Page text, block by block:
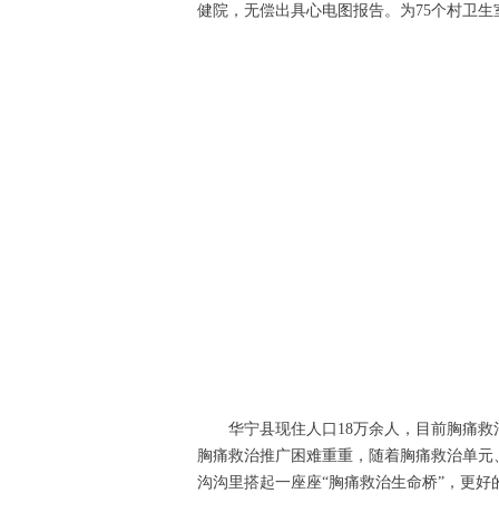
健院，无偿出具心电图报告。为75个村卫
华宁县现住人口18万余人，目前胸痛
胸痛救治推广困难重重，随着胸痛救治单
沟沟里搭起一座座“胸痛救治生命桥”，更好